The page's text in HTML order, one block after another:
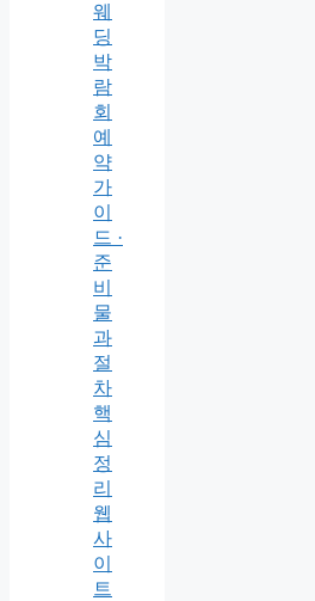
웨
딩
박
람
회
예
약
가
이
드 ·
준
비
물
과
절
차
핵
심
정
리
웹
사
이
트